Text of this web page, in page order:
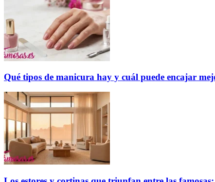
Qué tipos de manicura hay y cuál puede encajar